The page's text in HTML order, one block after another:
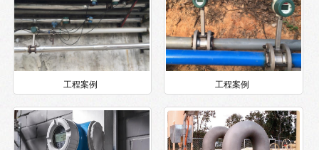
工程案例 工程案例